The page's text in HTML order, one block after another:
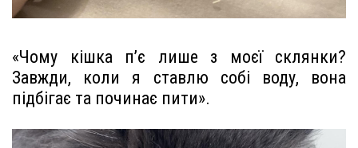
«Чому кішка п’є лише з моєї склянки?
Завжди, коли я ставлю собі воду, вона
підбігає та починає пити».